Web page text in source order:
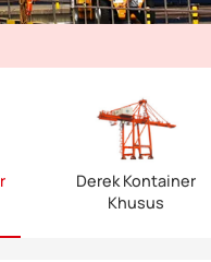
Derek Kontainer
Khusus